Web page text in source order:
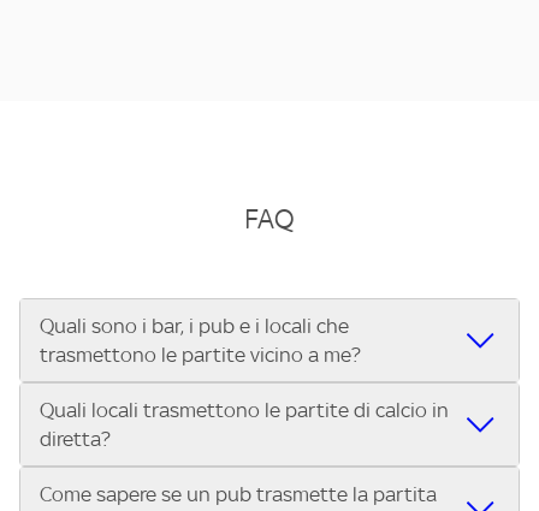
FAQ
Quali sono i bar, i pub e i locali che
trasmettono le partite vicino a me?
Se cerchi un bar, pub, ristorante o locale vicino a te per
vedere le partite di Serie A ENILIVE, la Serie C Sky Wifi, la
UEFA Champions League, la UEFA Europa League, la UEFA
Conference League, il Tennis, la Formula 1®, la MotoGP™ e
Quali locali trasmettono le partite di calcio in
diretta?
Vuoi sapere quali bar, pub o ristoranti mostrano le partite
Come sapere se un pub trasmette la partita